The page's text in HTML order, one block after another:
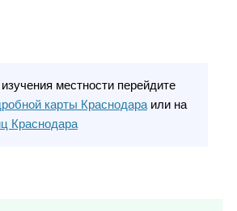
местности перейдите
карты Краснодараили на
Краснодара